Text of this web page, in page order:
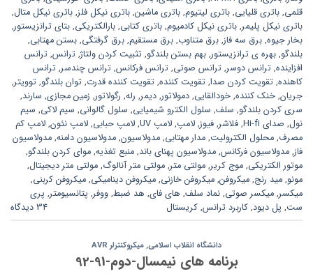
قلمی, باتری قلیایی, باتری لیتیوم, باتری ماشین, باتری نیکل فلز, باتری نیکل متال,
باتری نیکل پلیمر, باتری نیکل کادمیوم, باتری کتابی, بارالکتریکی, بتای ترانزیستور,
بخار جیوه, برق سه فاز, برق متناوب, برق مستقیم, برق گرفتگی, بستن مهتابی,
بلندگو, بهره ی ترانزیستور, بهم بستن بلندگو, تثبیت کردن ولتاژ, ترانس, ترانس
افزاینده, ترانس دوسر, ترانس صوتی, ترانس فرکانس, ترانس چندسر, ترانس
کاهنده, تقویت کردن صدا, تقویت کننده, تقویت کننده قدرت, توان بلندگو, توویتر,
جریان, خنک کننده, خودالقایی, دمولاتور, دیمر, رله, رگولاتور, زمین مجازی, سارند,
سری کردن بلندگو, سلف, سلول الکترو شیمیایی, سلول گالوانی, سیم لاکی, سیم
نول, صدای Hi-fi , فلاشر, فیوز, لامپ, لامپ UV , لامپ حبابی, لامپ نئون, لامپ کم
مصرف, محلول الکترولیت, مدار مهتابی, مدولاسیون, مدولاسیون دامنه, مدولاسیون
فاز, مدولاسیون فرکانس, مدولاسیون پهنای باند, منبع تغذیه, موای کردن بلندگو,
موتور الکتریکی, موج کریر, مولتی متر, مولتی متر آنالوگ, مولتی متر دیجیتال,
مونو, مید رنج, میکروفن, میکروفن خازنی, میکروفن دینامیکی, میکروفن کربنی,
میکسر, میکسر صوتی, نماد سلف, های فای, هد ضبط, ووفر, پتانسیومتر, پری
ست, پل دیود, کاربرد ترانس, کریستال 34 دیدگاه
دانشگاه انقلاب اسلامی,میکروکنترلر AVR
برنامه های نیمسال-دوم-91-92